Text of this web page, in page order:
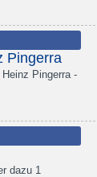
Pingerra
Pingerra -
dazu 1